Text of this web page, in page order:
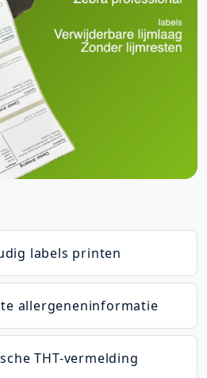
labels printen
allergeneninformatie
THT-vermelding